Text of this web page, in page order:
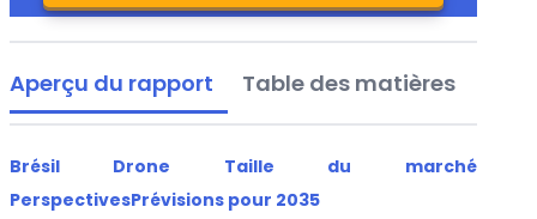
Aperçu du rapport Table des matières
Brésil Drone Taille du marché
PerspectivesPrévisions pour 2035